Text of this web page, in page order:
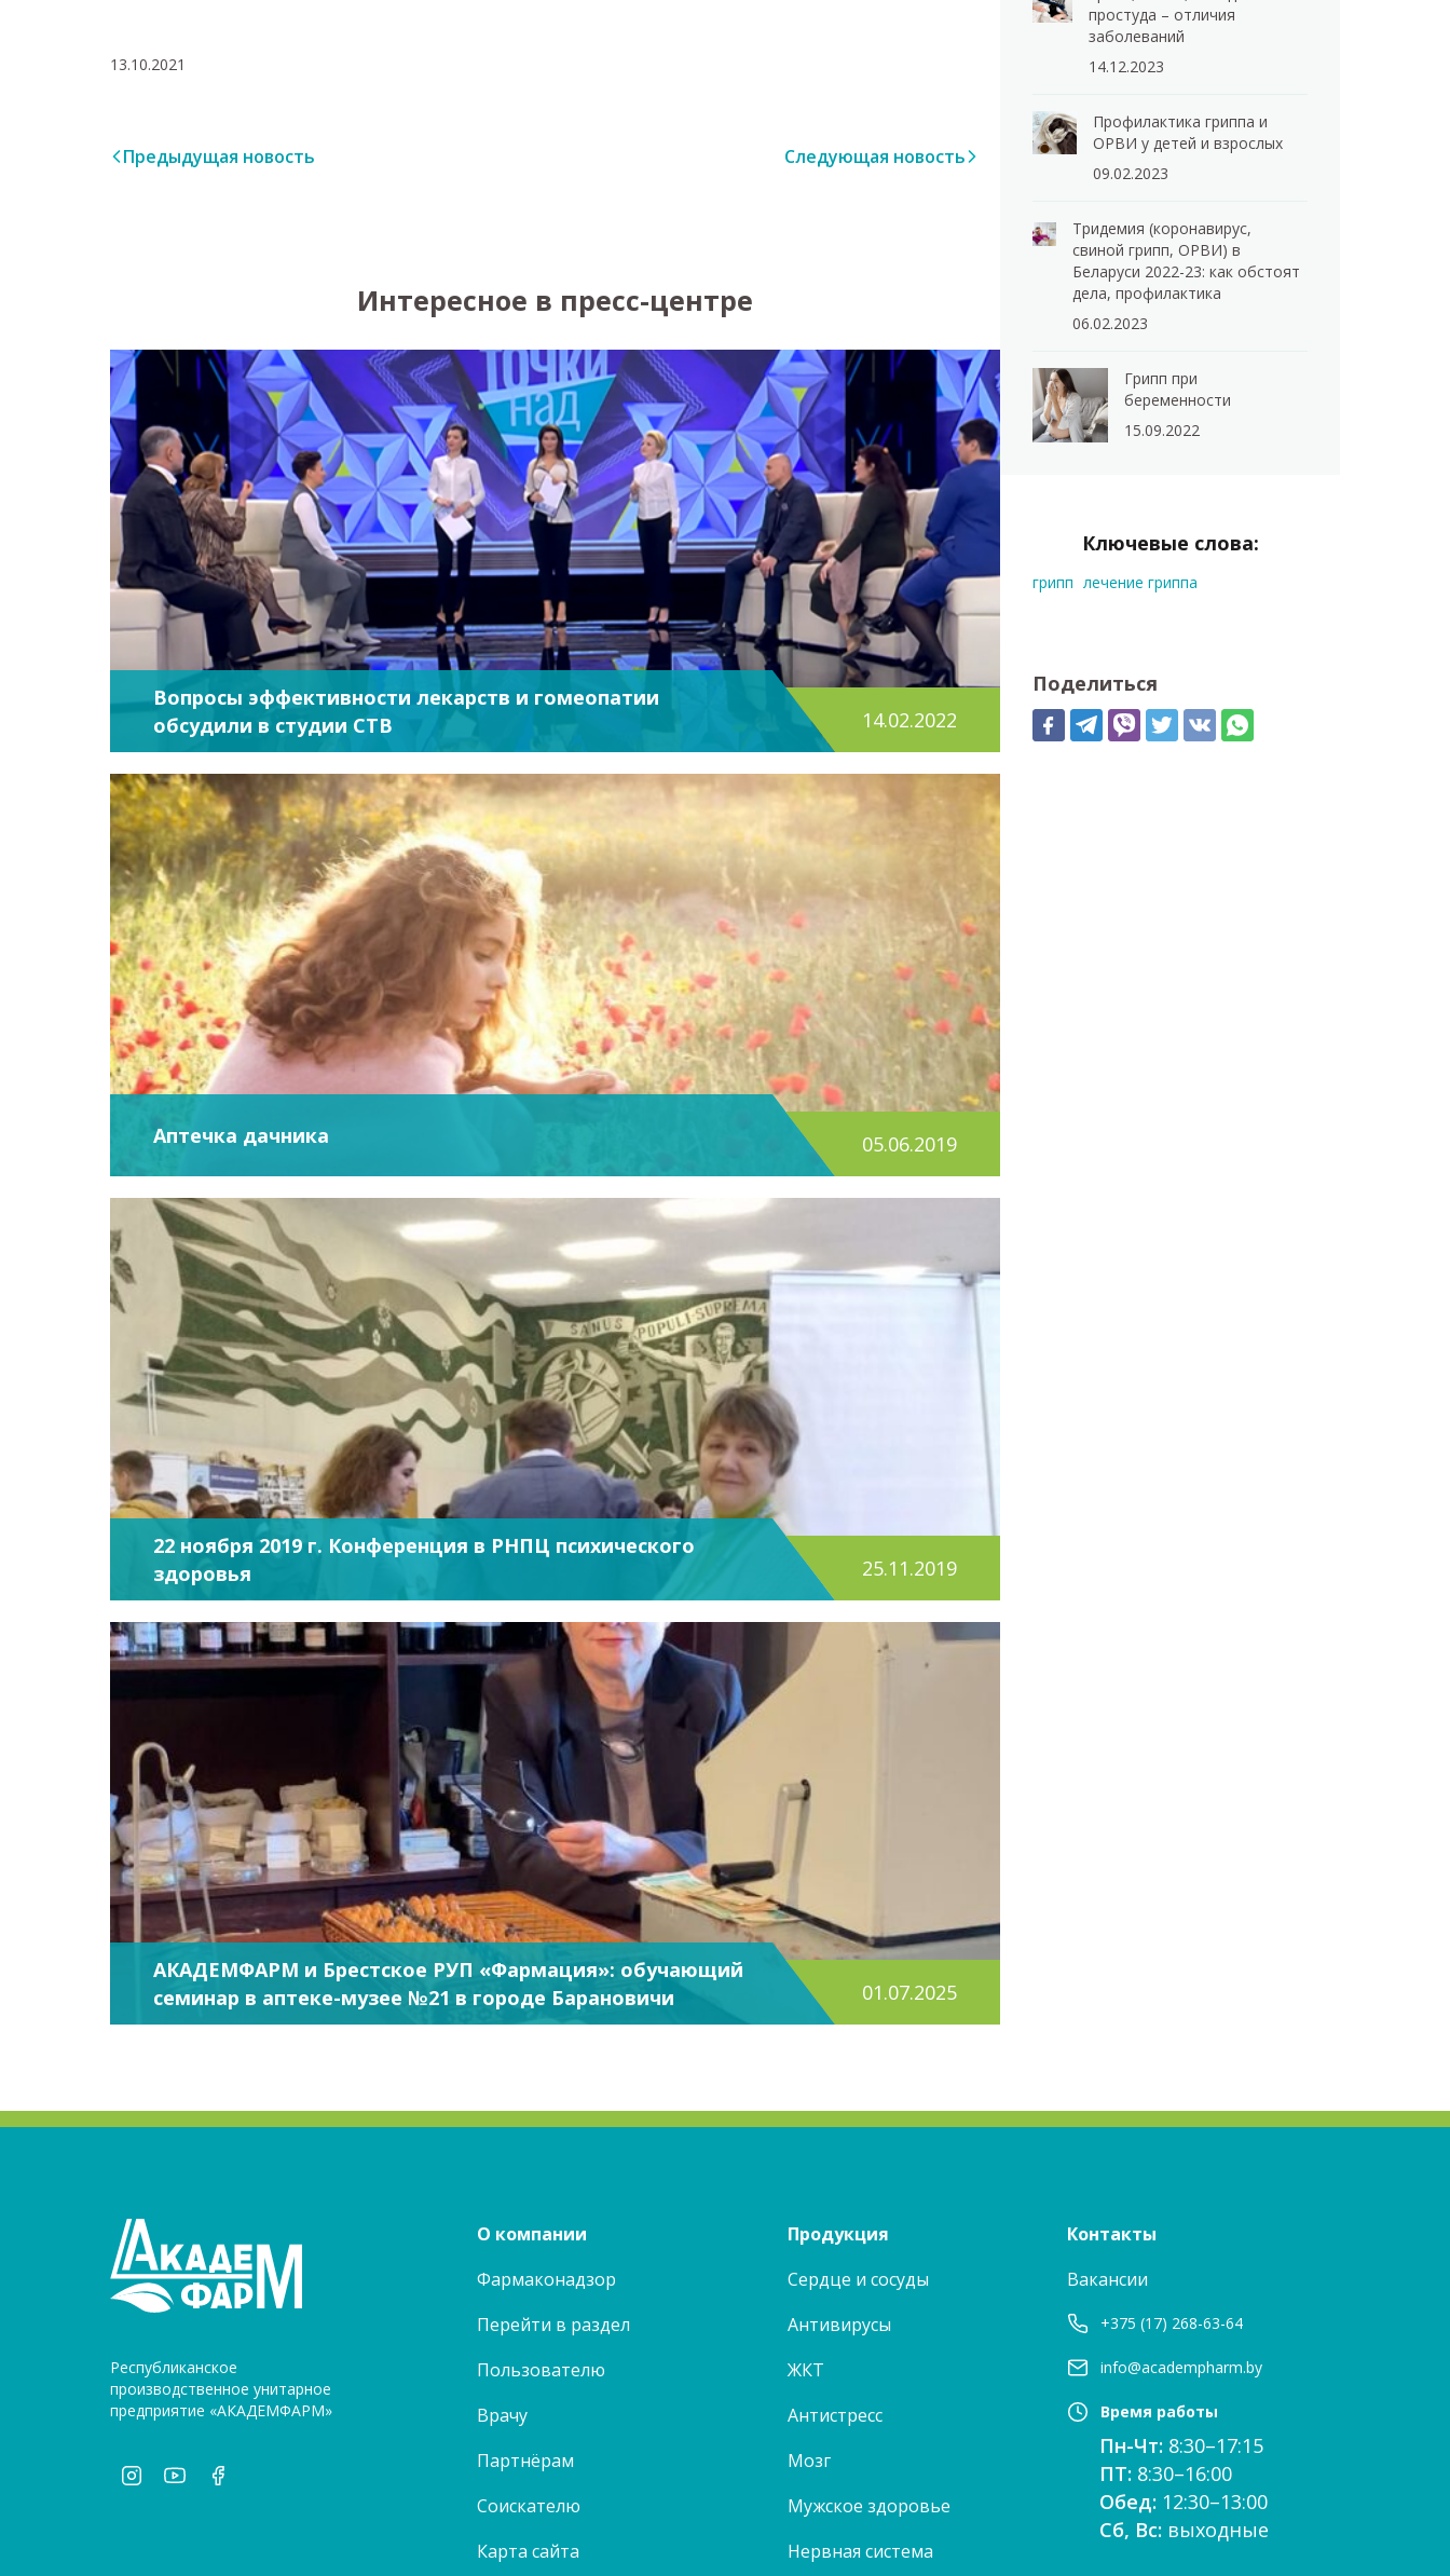
простуда – отличия
заболеваний
14.12.2023
Профилактика гриппа и
ОРВИ у детей и взрослых
09.02.2023
Тридемия (коронавирус,
свиной грипп, ОРВИ) в
Беларуси 2022-23: как обстоят
дела, профилактика
06.02.2023
Грипп при
беременности
15.09.2022
Ключевые слова:
грипп лечение гриппа
Поделиться
13.10.2021
Предыдущая новость Следующая новость
Интересное в пресс-центре
Вопросы эффективности лекарств и гомеопатии
обсудили в студии СТВ
14.02.2022
Аптечка дачника 05.06.2019
22 ноября 2019 г. Конференция в РНПЦ психического
здоровья
25.11.2019
АКАДЕМФАРМ и Брестское РУП «Фармация»: обучающий
семинар в аптеке-музее №21 в городе Барановичи
01.07.2025
Республиканское
производственное унитарное
предприятие «АКАДЕМФАРМ»
О компании
Фармаконадзор
Перейти в раздел
Пользователю
Врачу
Партнёрам
Соискателю
Карта сайта
Продукция
Сердце и сосуды
Антивирусы
ЖКТ
Антистресс
Мозг
Мужское здоровье
Нервная система
Контакты
Вакансии
+375 (17) 268-63-64
info@academpharm.by
Время работы
Пн-Чт: 8:30–17:15
ПТ: 8:30–16:00
Обед: 12:30–13:00
Сб, Вс: выходные